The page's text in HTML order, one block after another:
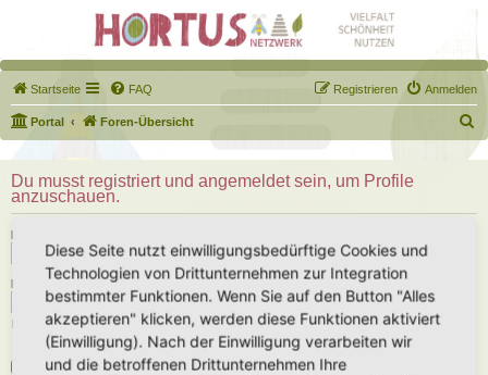
Startseite FAQ Anmelden
Registrieren
Portal Foren-Übersicht
u
Du musst registriert und angemeldet sein, um Profile
anzuschauen.
Benutzername:
Passwort:
Ich habe mein Passwort vergessen
Angemeldet bleiben
Diese Seite nutzt einwilligungsbedürftige Cookies und
Technologien von Drittunternehmen zur Integration
bestimmter Funktionen. Wenn Sie auf den Button "Alles
akzeptieren" klicken, werden diese Funktionen aktiviert
(Einwilligung). Nach der Einwilligung verarbeiten wir
und die betroffenen Drittunternehmen Ihre